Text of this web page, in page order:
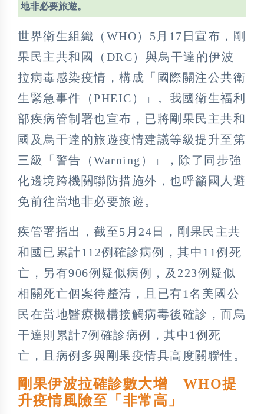
地非必要旅遊。
世界衛生組織（WHO）5月17日宣布，剛
果民主共和國（DRC）與烏干達的伊波
拉病毒感染疫情，構成「國際關注公共衛
生緊急事件（PHEIC）」。我國衛生福利
部疾病管制署也宣布，已將剛果民主共和
國及烏干達的旅遊疫情建議等級提升至第
三級「警告（Warning）」，除了同步強
化邊境跨機關聯防措施外，也呼籲國人避
免前往當地非必要旅遊。
疾管署指出，截至5月24日，剛果民主共
和國已累計112例確診病例，其中11例死
亡，另有906例疑似病例，及223例疑似
相關死亡個案待釐清，且已有1名美國公
民在當地醫療機構接觸病毒後確診，而烏
干達則累計7例確診病例，其中1例死
亡，且病例多與剛果疫情具高度關聯性。
剛果伊波拉確診數大增 WHO提
升疫情風險至「非常高」